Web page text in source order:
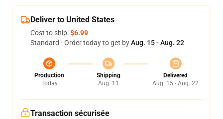
Deliver to United States
Cost to ship:$6.99
Standard - Order today to get byAug. 15 - Aug. 22
Production
Today
Shipping
Aug. 11
Delivered
Aug. 15 - Aug. 22
Transaction sécurisée